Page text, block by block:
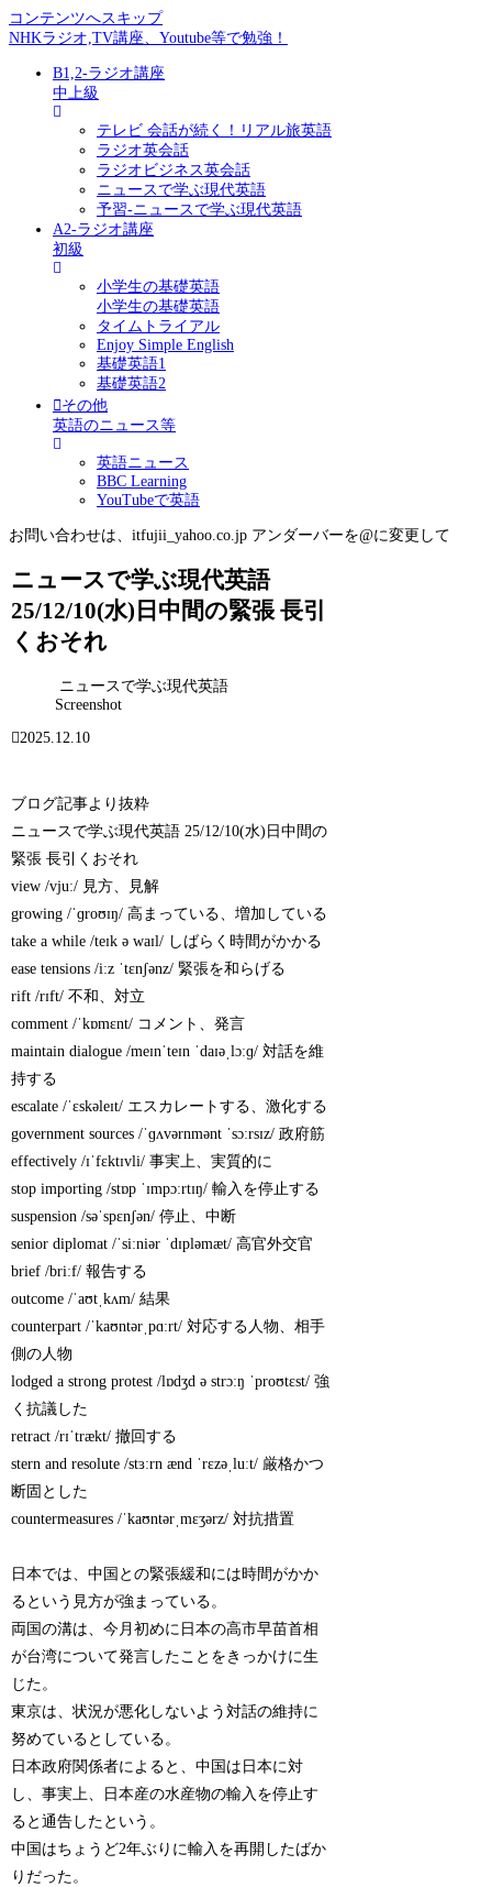
コンテンツへスキップ
NHKラジオ,TV講座、Youtube等で勉強！
B1,2-ラジオ講座
中上級
テレビ 会話が続く！リアル旅英語
ラジオ英会話
ラジオビジネス英会話
ニュースで学ぶ現代英語
予習-ニュースで学ぶ現代英語
A2-ラジオ講座
初級
小学生の基礎英語
小学生の基礎英語
タイムトライアル
Enjoy Simple English
基礎英語1
基礎英語2
その他
英語のニュース等
英語ニュース
BBC Learning
YouTubeで英語
お問い合わせは、itfujii_yahoo.co.jp アンダーバーを@に変更して
ニュースで学ぶ現代英語
25/12/10(水)日中間の緊張 長引
くおそれ
ニュースで学ぶ現代英語
Screenshot
2025.12.10
ブログ記事より抜粋
ニュースで学ぶ現代英語 25/12/10(水)日中間の
緊張 長引くおそれ
view /vjuː/ 見方、見解
growing /ˈɡroʊɪŋ/ 高まっている、増加している
take a while /teɪk ə waɪl/ しばらく時間がかかる
ease tensions /iːz ˈtɛnʃənz/ 緊張を和らげる
rift /rɪft/ 不和、対立
comment /ˈkɒmɛnt/ コメント、発言
maintain dialogue /meɪnˈteɪn ˈdaɪəˌlɔːɡ/ 対話を維
持する
escalate /ˈɛskəleɪt/ エスカレートする、激化する
government sources /ˈɡʌvərnmənt ˈsɔːrsɪz/ 政府筋
effectively /ɪˈfɛktɪvli/ 事実上、実質的に
stop importing /stɒp ˈɪmpɔːrtɪŋ/ 輸入を停止する
suspension /səˈspɛnʃən/ 停止、中断
senior diplomat /ˈsiːniər ˈdɪpləmæt/ 高官外交官
brief /briːf/ 報告する
outcome /ˈaʊtˌkʌm/ 結果
counterpart /ˈkaʊntərˌpɑːrt/ 対応する人物、相手
側の人物
lodged a strong protest /lɒdʒd ə strɔːŋ ˈproʊtɛst/ 強
く抗議した
retract /rɪˈtrækt/ 撤回する
stern and resolute /stɜːrn ænd ˈrɛzəˌluːt/ 厳格かつ
断固とした
countermeasures /ˈkaʊntərˌmɛʒərz/ 対抗措置
日本では、中国との緊張緩和には時間がかか
るという見方が強まっている。
両国の溝は、今月初めに日本の高市早苗首相
が台湾について発言したことをきっかけに生
じた。
東京は、状況が悪化しないよう対話の維持に
努めているとしている。
日本政府関係者によると、中国は日本に対
し、事実上、日本産の水産物の輸入を停止す
ると通告したという。
中国はちょうど2年ぶりに輸入を再開したばか
りだった。